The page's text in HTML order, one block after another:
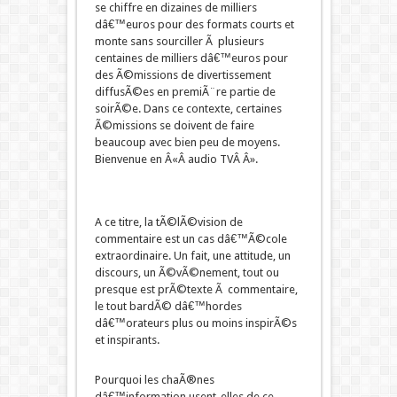
se chiffre en dizaines de milliers
dâ€™euros pour des formats courts et
monte sans sourciller Ã plusieurs
centaines de milliers dâ€™euros pour
des Ã©missions de divertissement
diffusÃ©es en premiÃ¨re partie de
soirÃ©e. Dans ce contexte, certaines
Ã©missions se doivent de faire
beaucoup avec bien peu de moyens.
Bienvenue en Â«Â audio TVÂ Â».
A ce titre, la tÃ©lÃ©vision de
commentaire est un cas dâ€™Ã©cole
extraordinaire. Un fait, une attitude, un
discours, un Ã©vÃ©nement, tout ou
presque est prÃ©texte Ã commentaire,
le tout bardÃ© dâ€™hordes
dâ€™orateurs plus ou moins inspirÃ©s
et inspirants.
Pourquoi les chaÃ®nes